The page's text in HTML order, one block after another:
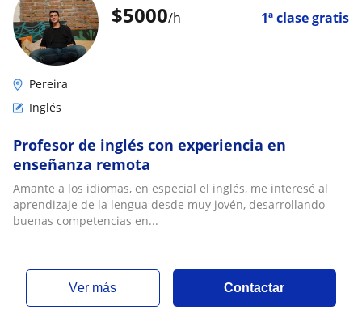
$5000/h 1ª clase gratis
Pereira
Inglés
Profesor de inglés con experiencia en
enseñanza remota
Amante a los idiomas, en especial el inglés, me interesé al
aprendizaje de la lengua desde muy jovén, desarrollando
buenas competencias en...
ver más Contactar